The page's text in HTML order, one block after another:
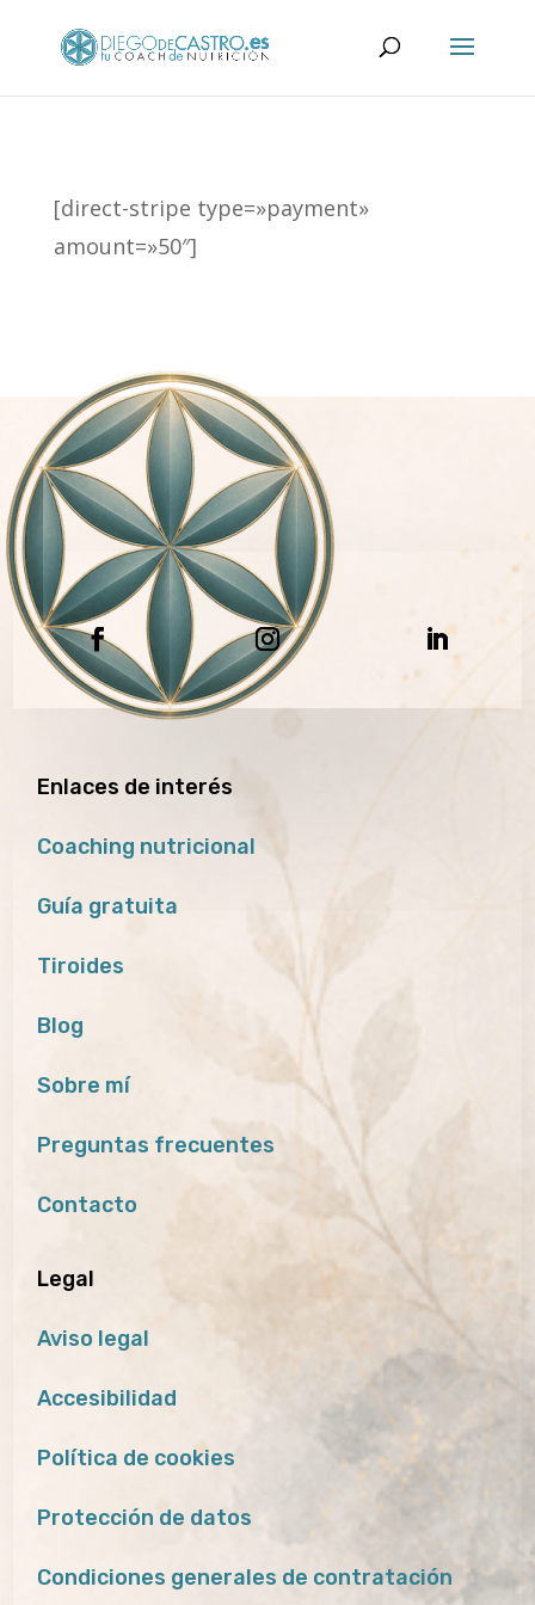
[direct-stripe type=»payment»
amount=»50″]
Enlaces de interés
Coaching nutricional
Guía gratuita
Tiroides
Blog
Sobre mí
Preguntas frecuentes
Contacto
Legal
Aviso legal
Accesibilidad
Política de cookies
Protección de datos
Condiciones generales de contratación